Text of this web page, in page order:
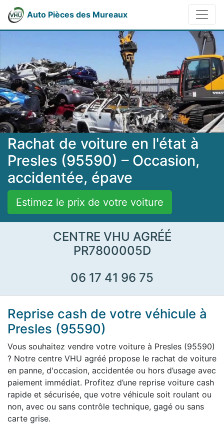
Auto Pièces des Mureaux
Rachat de voiture en l'état à
Presles (95590) – Occasion,
accidentée, épave
Estimez le prix de votre voiture
CENTRE VHU AGRÉÉ
PR7800005D
06 17 41 96 75
Reprise cash de votre véhicule à
Presles (95590)
Vous souhaitez vendre votre voiture à Presles (95590)
? Notre centre VHU agréé propose le rachat de voiture
en panne, d'occasion, accidentée ou hors d’usage avec
paiement immédiat. Profitez d’une reprise voiture cash
rapide et sécurisée, que votre véhicule soit roulant ou
non, avec ou sans contrôle technique, gagé ou sans
carte grise.